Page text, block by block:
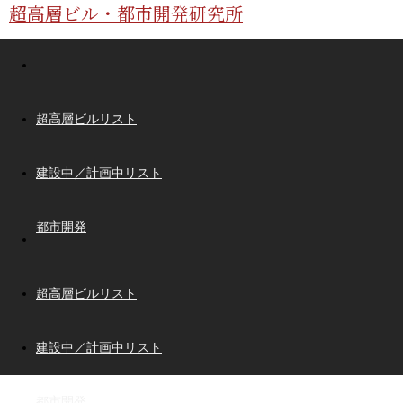
超高層ビル・都市開発研究所
超高層ビルリスト
建設中／計画中リスト
都市開発
超高層ビルリスト
建設中／計画中リスト